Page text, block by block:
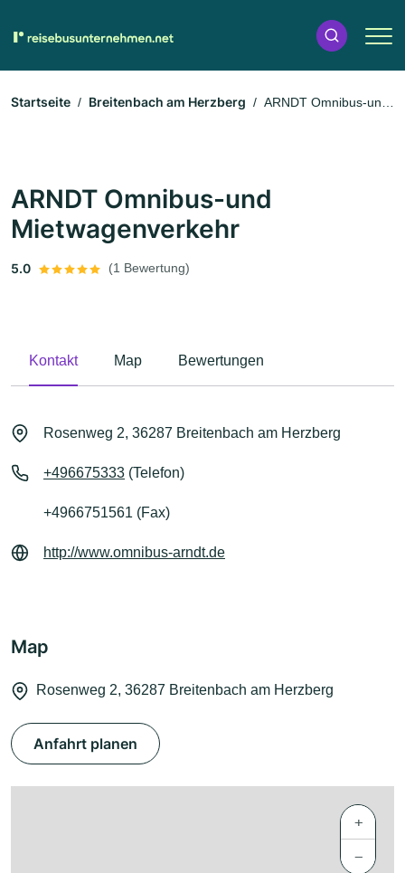
Startseite Breitenbach am Herzberg
ARNDT Omnibus-und
ARNDT Omnibus-und
Mietwagenverkehr
5.0 (1 Bewertung)
Kontakt Map Bewertungen
Rosenweg 2, 36287 Breitenbach am Herzberg
+496675333 (Telefon)
+4966751561 (Fax)
http://www.omnibus-arndt.de
Map
Rosenweg 2, 36287 Breitenbach am Herzberg
Anfahrt planen
+
−